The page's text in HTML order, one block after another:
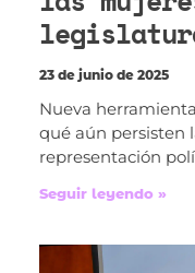
23 de junio de 2025
Nueva
qué aún persisten
representación
Seguir leyendo »